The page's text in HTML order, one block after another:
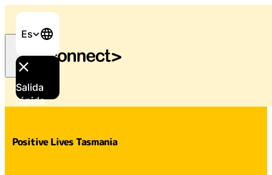
Es
Salida
rápida
Inicio/Apoyo y servicios
Positive Lives Tasmania